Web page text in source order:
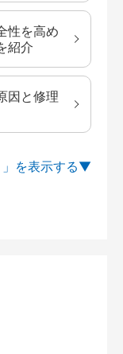
性を高め
紹介
因と修理
を